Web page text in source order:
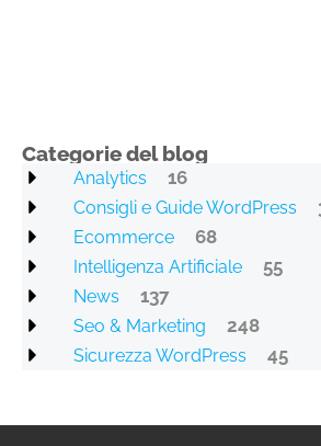
Categorie del blog
Analytics 16
Consigli e Guide WordPress
Ecommerce 68
Intelligenza Artificiale 55
News 137
Seo & Marketing 248
Sicurezza WordPress 45